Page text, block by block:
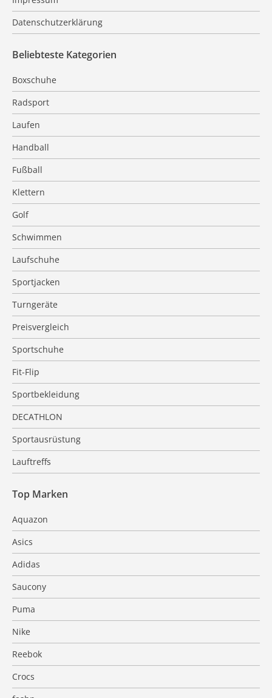
Datenschutzerklärung
Beliebteste Kategorien
Boxschuhe
Radsport
Laufen
Handball
Fußball
Klettern
Golf
Schwimmen
Laufschuhe
Sportjacken
Turngeräte
Preisvergleich
Sportschuhe
Fit-Flip
Sportbekleidung
DECATHLON
Sportausrüstung
Lauftreffs
Top Marken
Aquazon
Asics
Adidas
Saucony
Puma
Nike
Reebok
Crocs